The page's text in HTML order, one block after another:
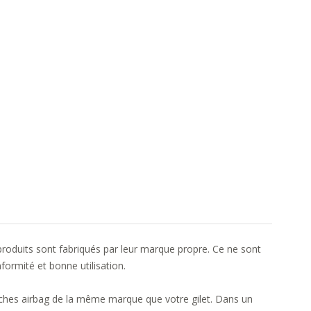
sont fabriqués par leur marque propre. Ce ne sont
et bonne utilisation.
airbag de la même marque que votre gilet. Dans un